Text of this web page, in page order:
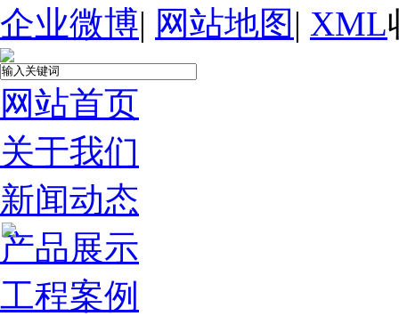
企业微博| 网站地图 | XML
网站首页
关于我们
新闻动态
产品展示
工程案例